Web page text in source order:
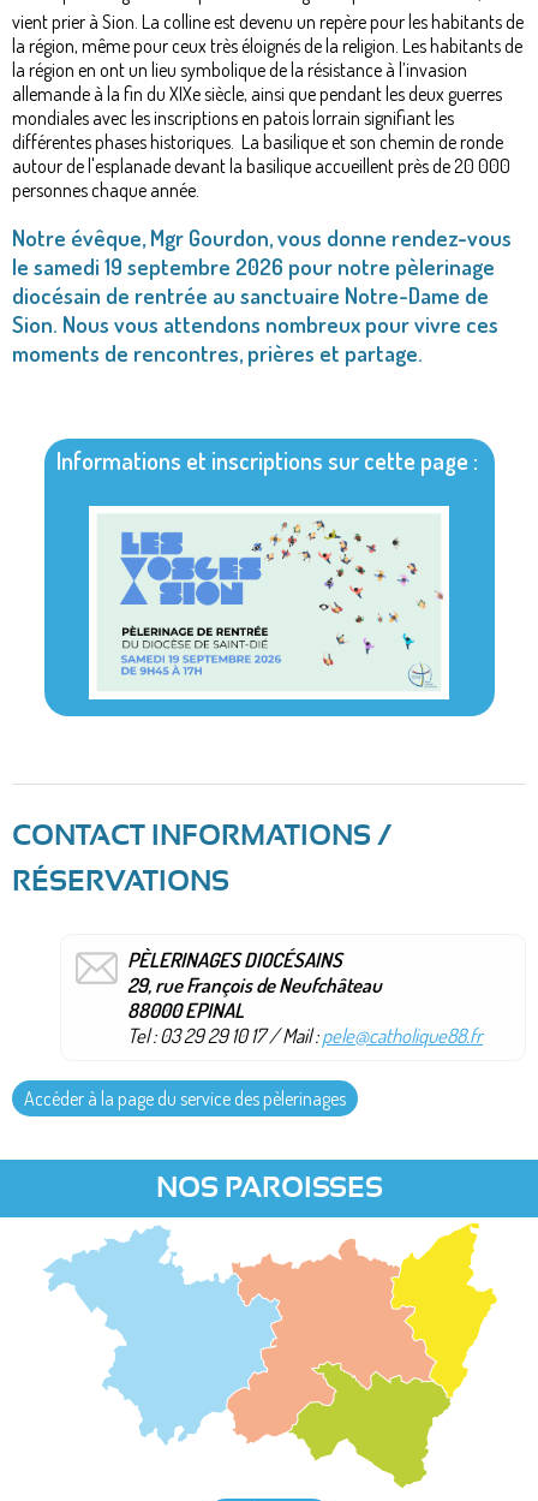
vient prier à Sion. La colline est devenu un repère pour les habitants de
la région, même pour ceux très éloignés de la religion. Les habitants de
la région en ont un lieu symbolique de la résistance à l’invasion
allemande à la fin du XIXe siècle, ainsi que pendant les deux guerres
mondiales avec les inscriptions en patois lorrain signifiant les
différentes phases historiques. La basilique et son chemin de ronde
autour de l'esplanade devant la basilique accueillent près de 20 000
personnes chaque année.
Notre évêque, Mgr Gourdon, vous donne rendez-vous
le samedi 19 septembre 2026 pour notre pèlerinage
diocésain de rentrée au sanctuaire Notre-Dame de
Sion. Nous vous attendons nombreux pour vivre ces
moments de rencontres, prières et partage.
Informations et inscriptions sur cette page :
CONTACT INFORMATIONS /
RÉSERVATIONS
PÈLERINAGES DIOCÉSAINS
29, rue François de Neufchâteau
88000 EPINAL
Tel : 03 29 29 10 17 / Mail :pele@catholique88.fr
Accéder à la page du service des pèlerinages
NOS PAROISSES